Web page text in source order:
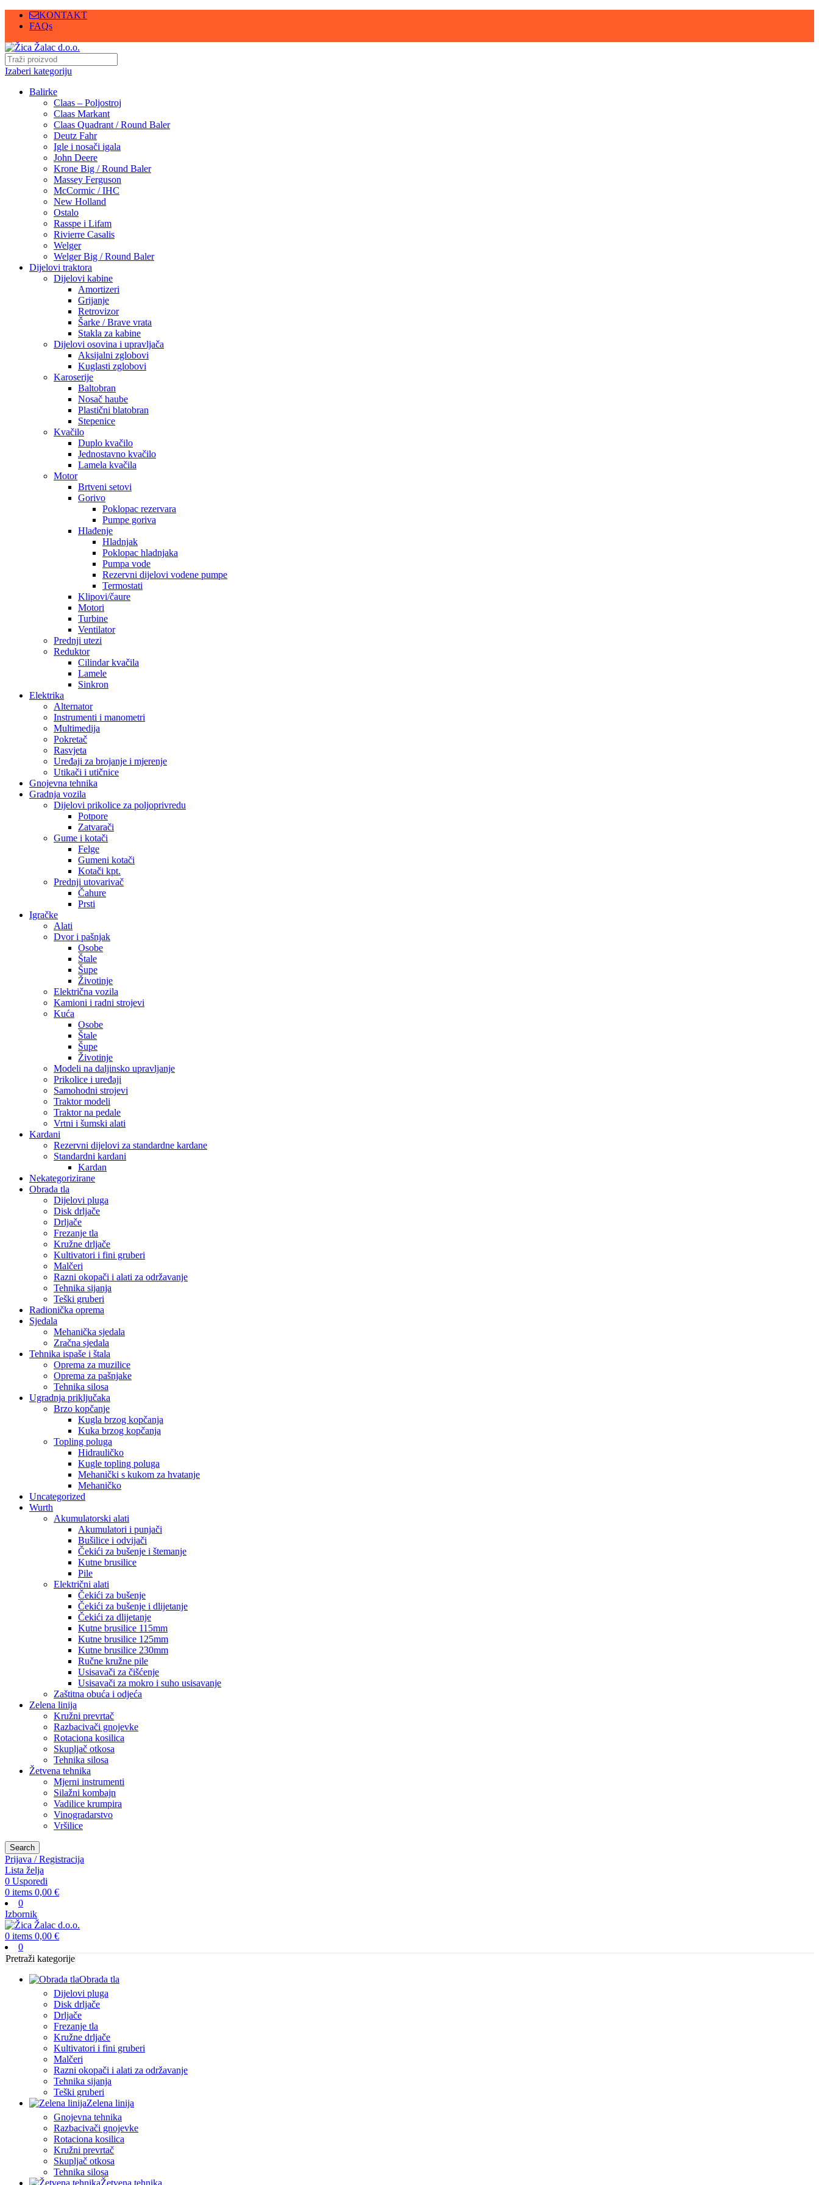
KONTAKT
FAQs
Izaberi kategoriju
Balirke
Claas – Poljostroj
Claas Markant
Claas Quadrant / Round Baler
Deutz Fahr
Igle i nosači igala
John Deere
Krone Big / Round Baler
Massey Ferguson
McCormic / IHC
New Holland
Ostalo
Rasspe i Lifam
Rivierre Casalis
Welger
Welger Big / Round Baler
Dijelovi traktora
Dijelovi kabine
Amortizeri
Grijanje
Retrovizor
Šarke / Brave vrata
Stakla za kabine
Dijelovi osovina i upravljača
Aksijalni zglobovi
Kuglasti zglobovi
Karoserije
Baltobran
Nosač haube
Plastični blatobran
Stepenice
Kvačilo
Duplo kvačilo
Jednostavno kvačilo
Lamela kvačila
Motor
Brtveni setovi
Gorivo
Poklopac rezervara
Pumpe goriva
Hlađenje
Hladnjak
Poklopac hladnjaka
Pumpa vode
Rezervni dijelovi vodene pumpe
Termostati
Klipovi/čaure
Motori
Turbine
Ventilator
Prednji utezi
Reduktor
Cilindar kvačila
Lamele
Sinkron
Elektrika
Alternator
Instrumenti i manometri
Multimedija
Pokretač
Rasvjeta
Uređaji za brojanje i mjerenje
Utikači i utičnice
Gnojevna tehnika
Gradnja vozila
Dijelovi prikolice za poljoprivredu
Potpore
Zatvarači
Gume i kotači
Felge
Gumeni kotači
Kotači kpt.
Prednji utovarivač
Čahure
Prsti
Igračke
Alati
Dvor i pašnjak
Osobe
Štale
Šupe
Životinje
Električna vozila
Kamioni i radni strojevi
Kuća
Osobe
Štale
Šupe
Životinje
Modeli na daljinsko upravljanje
Prikolice i uređaji
Samohodni strojevi
Traktor modeli
Traktor na pedale
Vrtni i šumski alati
Kardani
Rezervni dijelovi za standardne kardane
Standardni kardani
Kardan
Nekategorizirane
Obrada tla
Dijelovi pluga
Disk drljače
Drljače
Frezanje tla
Kružne drljače
Kultivatori i fini gruberi
Malčeri
Razni okopači i alati za održavanje
Tehnika sijanja
Teški gruberi
Radionička oprema
Sjedala
Mehanička sjedala
Zračna sjedala
Tehnika ispaše i štala
Oprema za muzilice
Oprema za pašnjake
Tehnika silosa
Ugradnja priključaka
Brzo kopčanje
Kugla brzog kopčanja
Kuka brzog kopčanja
Topling poluga
Hidrauličko
Kugle topling poluga
Mehanički s kukom za hvatanje
Mehaničko
Uncategorized
Wurth
Akumulatorski alati
Akumulatori i punjači
Bušilice i odvijači
Čekići za bušenje i štemanje
Kutne brusilice
Pile
Električni alati
Čekići za bušenje
Čekići za bušenje i dlijetanje
Čekići za dlijetanje
Kutne brusilice 115mm
Kutne brusilice 125mm
Kutne brusilice 230mm
Ručne kružne pile
Usisavači za čišćenje
Usisavači za mokro i suho usisavanje
Zaštitna obuća i odjeća
Zelena linija
Kružni prevrtač
Razbacivači gnojevke
Rotaciona kosilica
Skupljač otkosa
Tehnika silosa
Žetvena tehnika
Mjerni instrumenti
Silažni kombajn
Vadilice krumpira
Vinogradarstvo
Vršilice
Search
Prijava / Registracija
Lista želja
0 Usporedi
0 items 0,00 €
0
Izbornik
0 items 0,00 €
0
Pretraži kategorije
Obrada tla
Dijelovi pluga
Disk drljače
Drljače
Frezanje tla
Kružne drljače
Kultivatori i fini gruberi
Malčeri
Razni okopači i alati za održavanje
Tehnika sijanja
Teški gruberi
Zelena linija
Gnojevna tehnika
Razbacivači gnojevke
Rotaciona kosilica
Kružni prevrtač
Skupljač otkosa
Tehnika silosa
Žetvena tehnika